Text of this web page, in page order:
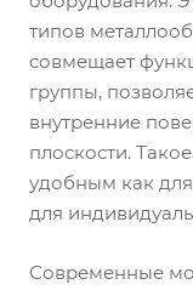
типов
совмещает
группы,
внутренние
плоскости.
удобным как для
для
Современные